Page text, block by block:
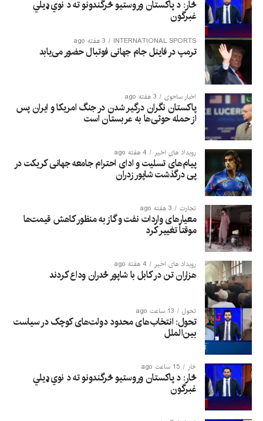
څار: د پاکستان وروستیو څرگندونو ته د نوي ډیلي
غبرگون
INTERNATIONAL SPORTS 3 هفته ago
ترمپ در فاینل جام جهانی فوتبال حضور می‌یابد
اخبار ساحوی 3 هفته ago
پاکستان نگران درگیر شدن در جنگ امریکا و ایران پس
از حمله حوثی‌ها به عربستان است
رویداد های اخیر 4 هفته ago
پیام‌های تسلیت و ادای احترام جامعه جهانی کریکت در
پی درگذشت شاپور زدران
تجارت 3 هفته ago
معیارهای واردات نفت و گاز به منظور کاهش قیمت‌ها
موقتاً تغییر کرد
رویداد های اخیر 4 هفته ago
هزاران تن در کابل با شاپور ځدران وداع کردند
تحول 13 ساعت ago
تحول: انتخاب‌های محدود دولت‌های کوچک در سیاست
بین‌الملل
څار 15 ساعت ago
څار: د پاکستان وروستیو څرگندونو ته د نوي ډیلي
غبرگون